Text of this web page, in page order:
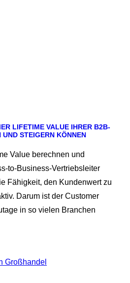
LIFETIME VALUE IHRER B2B-
UND STEIGERN KÖNNEN
Value berechnen und
to-Business-Vertriebsleiter
Fähigkeit, den Kundenwert zu
Darum ist der Customer
in so vielen Branchen